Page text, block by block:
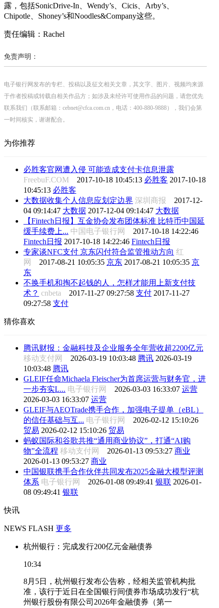
露，包括SonicDrive-In、Wendy’s、Cicis、Arby’s、
Chipotle、Shoney’s和Noodles&Company这些。
责任编辑：Rachel
免责声明：
电子银行网发布的专栏、投稿以及征文相关文章，其文字、图片、视频均来源
于作者投稿或转载自相关作品方；如涉及未经许可使用作品的问题，请您优先
联系我们（联系邮箱：cebnet@cfca.com.cn，电话：400-880-9888），我们会第
一时间核实，谢谢配合。
为你推荐
必胜客官网遭入侵 可能造成支付卡信息泄露
FreebuF.COM 2017-10-18 10:45:13 必胜客 2017-10-18
10:45:13 必胜客
大数据收集个人信息应划定边界 深圳商报 2017-12-
04 09:14:47 大数据 2017-12-04 09:14:47 大数据
【Fintech日报】互金协会发布团体标准 比特币中国延
缓手续费上... 中国电子银行网 2017-10-18 14:22:46
Fintech日报 2017-10-18 14:22:46 Fintech日报
专家谈NFC支付 京东闪付符合监管推动方向 红
网 2017-08-21 10:05:35 京东 2017-08-21 10:05:35 京
东
不换手机和掏不起钱的人，怎样才能用上新支付技
术？ cnbeta 2017-11-27 09:27:58 支付 2017-11-27
09:27:58 支付
猜你喜欢
腾讯财报：金融科技及企业服务全年营收超2200亿元
移动支付网 2026-03-19 10:03:48 腾讯 2026-03-19
10:03:48 腾讯
GLEIF任命Michaela Fleischer为首席运营与财务官，进
一步夯实L... 电子银行网 2026-03-03 16:33:07 运营
2026-03-03 16:33:07 运营
GLEIF与AEOTrade携手合作，加强电子提单（eBL）
的信任基础与互... 电子银行网 2026-02-12 15:10:26
贸易 2026-02-12 15:10:26 贸易
蚂蚁国际和谷歌共推“通用商业协议”，打通“AI购
物”全流程 移动支付网 2026-01-13 09:53:27 商业
2026-01-13 09:53:27 商业
中国银联携手合作伙伴共同发布2025金融大模型评测
体系 电子银行网 2026-01-08 09:49:41 银联 2026-01-
08 09:49:41 银联
快讯
NEWS FLASH 更多
杭州银行：完成发行200亿元金融债券
10:34
8月5日，杭州银行发布公告称，经相关监管机构批
准，该行于近日在全国银行间债券市场成功发行“杭
州银行股份有限公司2026年金融债券（第一